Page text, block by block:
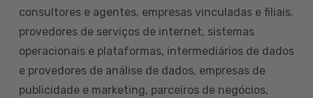
consultores e agentes, empresas vinculadas e filiais,
provedores de serviços de internet, sistemas
operacionais e plataformas, intermediários de dados
e provedores de análise de dados, empresas de
publicidade e marketing, parceiros de negócios,